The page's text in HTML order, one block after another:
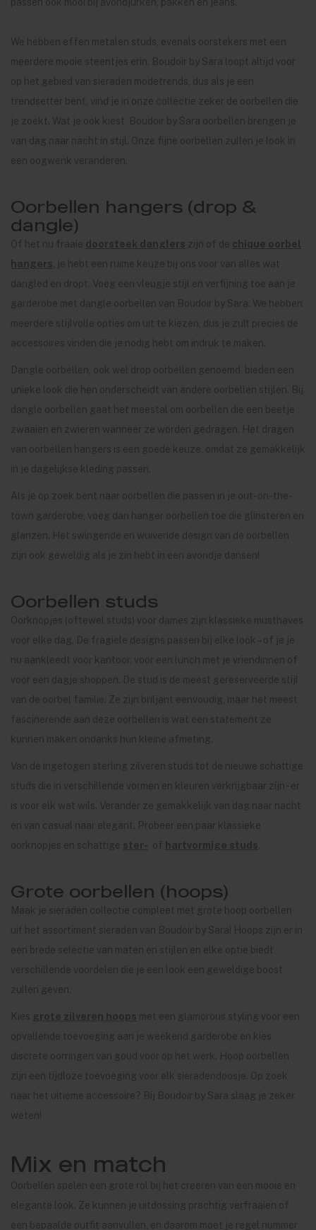
We hebben effen metalen studs, evenals oorstekers met een
meerdere mooie steentjes erin. Boudoir by Sara loopt altijd voor
op het gebied van sieraden modetrends, dus als je een
trendsetter bent, vind je in onze collectie zeker de oorbellen die
je zoekt. Wat je ook kiest, Boudoir by Sara oorbellen brengen je
van dag naar nacht in stijl. Onze fijne oorbellen zullen je look in
een oogwenk veranderen.
Oorbellen hangers (drop &
dangle)
Of het nu fraaie doorsteek danglers zijn of de chique oorbel
hangers
, je hebt een ruime keuze bij ons voor van alles wat
dangled en dropt. Voeg een vleugje stijl en verfijning toe aan je
garderobe met dangle oorbellen van Boudoir by Sara. We hebben
meerdere stijlvolle opties om uit te kiezen, dus je zult precies de
accessoires vinden die je nodig hebt om indruk te maken.
Dangle oorbellen, ook wel drop oorbellen genoemd, bieden een
unieke look die hen onderscheidt van andere oorbellen stijlen. Bij
dangle oorbellen gaat het meestal om oorbellen die een beetje
zwaaien en zwieren wanneer ze worden gedragen. Het dragen
van oorbellen hangers is een goede keuze, omdat ze gemakkelijk
in je dagelijkse kleding passen.
Als je op zoek bent naar oorbellen die passen in je out-on-the-
town garderobe, voeg dan hanger oorbellen toe die glinsteren en
glanzen. Het swingende en wuivende design van de oorbellen
zijn ook geweldig als je zin hebt in een avondje dansen!
Oorbellen studs
Oorknopjes (oftewel studs) voor dames zijn klassieke musthaves
voor elke dag. De fragiele designs passen bij elke look – of je je
nu aankleedt voor kantoor, voor een lunch met je vriendinnen of
voor een dagje shoppen. De stud is de meest gereserveerde stijl
van de oorbel familie. Ze zijn briljant eenvoudig, maar het meest
fascinerende aan deze oorbellen is wat een statement ze
kunnen maken ondanks hun kleine afmeting.
Van de ingetogen sterling zilveren studs tot de nieuwe schattige
studs die in verschillende vormen en kleuren verkrijgbaar zijn - er
is voor elk wat wils. Verander ze gemakkelijk van dag naar nacht
en van casual naar elegant. Probeer een paar klassieke
oorknopjes en schattige ster- of hartvormige studs
Grote oorbellen (hoops)
Maak je sieraden collectie compleet met grote hoop oorbellen
uit het assortiment sieraden van Boudoir by Sara! Hoops zijn er in
een brede selectie van maten en stijlen en elke optie biedt
verschillende voordelen die je een look een geweldige boost
zullen geven.
Kies grote zilveren hoops met een glamorous styling voor een
opvallende toevoeging aan je weekend garderobe en kies
discrete oorringen van goud voor op het werk. Hoop oorbellen
zijn een tijdloze toevoeging voor elk sieradendoosje. Op zoek
naar het ultieme accessoire? Bij Boudoir by Sara slaag je zeker
weten!
Mix en match
Oorbellen spelen een grote rol bij het creëren van een mooie en
elegante look. Ze kunnen je uitdossing prachtig verfraaien of
een bepaalde outfit aanvullen, en daarom moet je regel nummer